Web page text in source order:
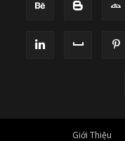
Giới Thiệu